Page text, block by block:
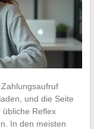
und die Seite
Reflex
In den meisten